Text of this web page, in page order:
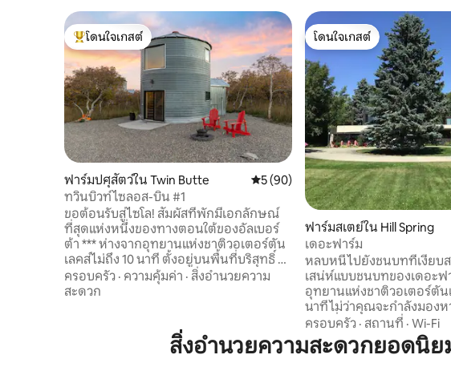
โดนใจเกสต์ที่สุด
โดนใจเกสต์
ฟาร์มปศุสัตว์ใน Twin Butte คะแนนเฉลี่ย 5 จาก 5, 90 รีวิว
5 (90)
ทวินบิวท์ไซลอส-บิน #1
ขอต้อนรับสู่ไซโล! สัมผัสที่พักมีเอกลักษณ์
ที่สุดแห่งหนึ่งของทางตอนใต้ของอัลเบอร์
ต้า *** ห่างจากอุทยานแห่งชาติวอเตอร์ตัน
เลคส์ไม่ถึง 10 นาที ตั้งอยู่บนพื้นที่บริสุทธิ์ 26
เอเคอร์ภายใน Spearpoint Cattle Ranch
ไซโลธัญพืชที่มีเสน่ห์ของเราให้บริการที่พักที่
การตกแต่งภายนอกแบบชนบทพบกับการ
ตกแต่งภายในที่ตกแต่งอย่างสวยงาม ไม่ว่า
ครอบครัว · ความคุ้มค่า · สิ่งอำนวยความ
สะดวก
โดนใจเกสต์
โดนใจเกสต์
ฟาร์มสเตย์ใน Hill Spring
เดอะฟาร์ม
หลบหนีไปยังชนบทที่เงียบ
เสน่ห์แบบชนบทของเดอะฟ
อุทยานแห่งชาติวอเตอร์ตัน
นาที ไม่ว่าคุณจะกำลังมอง
ผ่อนที่เงียบสงบการผจญภัย
หรือประสบการณ์ในฟาร์มที่
ที่พักของเรามีการผสมผส
ครอบครัว · สถานที่ · Wi-Fi
สิ่งอำนวยความสะดวกยอดนิย